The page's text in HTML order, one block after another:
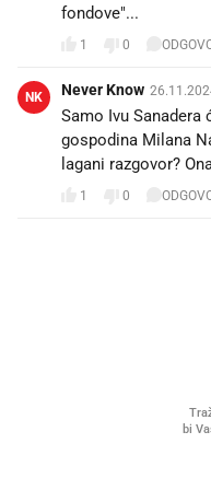
fondove"...
1 0
NK Never Know
Samo Ivu Sanadera
gospodina Milana
lagani razgovor?
1 0